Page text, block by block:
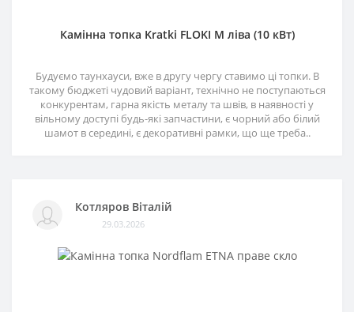
Камінна топка Kratki FLOKI M ліва (10 кВт)
Будуємо таунхауси, вже в другу чергу ставимо ці топки. В
такому бюджеті чудовий варіант, технічно не поступаються
конкурентам, гарна якість металу та швів, в наявності у
вільному доступі будь-які запчастини, є чорний або білий
шамот в середині, є декоративні рамки, що ще треба..
Котляров Віталій
29.03.2026